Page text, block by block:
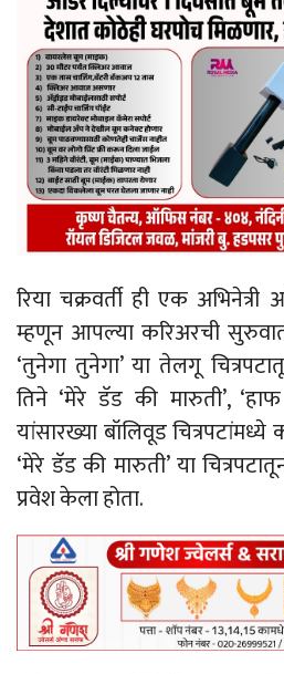
रिया चक्रवर्ती ही एक
म्हणून आपल्या करिअरची
‘तुनेगा तुनेगा’ या तेलगू
तिने ‘मेरे डॅड की मारुती’,
यांसारख्या बॉलिवूड
‘मेरे डॅड की मारुती’ या
प्रवेश केला होता.